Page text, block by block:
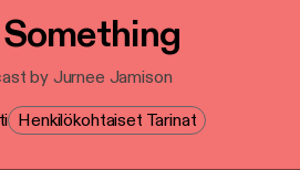
by Jurnee Jamison
Henkilökohtaiset Tarinat